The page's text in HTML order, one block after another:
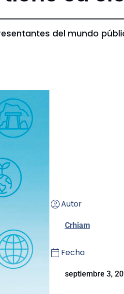
del mundo
Autor
Crhiam
Fecha
septiembre 3,